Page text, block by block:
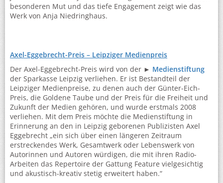
besonderen Mut und das tiefe Engagement zeigt wie das
Werk von Anja Niedringhaus.
Axel-Eggebrecht-Preis – Leipziger Medienpreis
Der Axel-Eggebrecht-Preis wird von der ► Medienstiftung
der Sparkasse Leipzig verliehen. Er ist Bestandteil der
Leipziger Medienpreise, zu denen auch der Günter-Eich-
Preis, die Goldene Taube und der Preis für die Freiheit und
Zukunft der Medien gehören, und wurde erstmals 2008
verliehen. Mit dem Preis möchte die Medienstiftung in
Erinnerung an den in Leipzig geborenen Publizisten Axel
Eggebrecht „ein sich über einen längeren Zeitraum
erstreckendes Werk, Gesamtwerk oder Lebenswerk von
Autorinnen und Autoren würdigen, die mit ihren Radio-
Arbeiten das Repertoire der Gattung Feature vielgesichtig
und akustisch-kreativ stetig erweitert haben.“